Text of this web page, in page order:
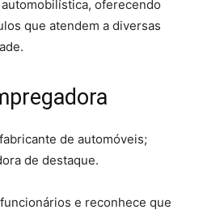
oferecendo
que atendem a diversas
de automóveis;
de destaque.
e reconhece que